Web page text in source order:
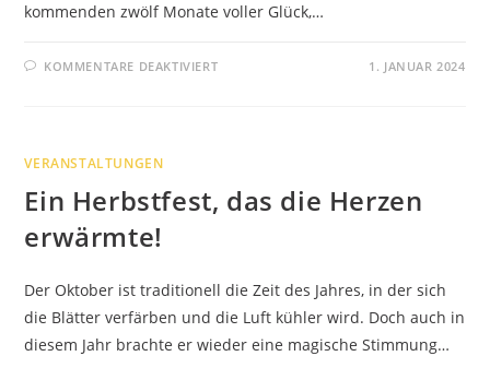
kommenden zwölf Monate voller Glück,…
KOMMENTARE DEAKTIVIERTFÜR 1. JANUAR 2024
VERANSTALTUNGEN
Ein Herbstfest, das die Herzen
erwärmte!
Der Oktober ist traditionell die Zeit des Jahres, in der sich
die Blätter verfärben und die Luft kühler wird. Doch auch in
diesem Jahr brachte er wieder eine magische Stimmung…